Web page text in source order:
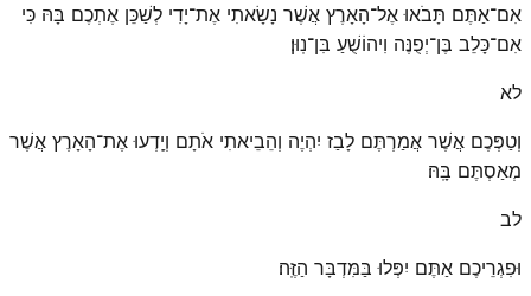
אִם־אַתֶּם תָּבֹאוּ אֶל־הָאָרֶץ אֲשֶׁר נָשָׂאתִי אֶת־יָדִי לְשַׁכֵּן אֶתְכֶם בָּהּ כִּי
אִם־כָּלֵב בֶּן־יְפֻנֶּה וִיהוֹשֻׁעַ בִּן־נֽוּן׃
לא
וְטַפְּכֶם אֲשֶׁר אֲמַרְתֶּם לָבַז יִהְיֶה וְהֵבֵיאתִי אֹתָם וְיָֽדְעוּ אֶת־הָאָרֶץ אֲשֶׁר
מְאַסְתֶּם בָּֽהּ׃
לב
וּפִגְרֵיכֶם אַתֶּם יִפְּלוּ בַּמִּדְבָּר הַזֶּֽה׃